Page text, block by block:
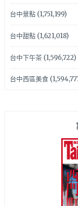
台中景點(1,751,199)
台中甜點(1,621,018)
台中下午茶(1,596,722)
台中西區美食